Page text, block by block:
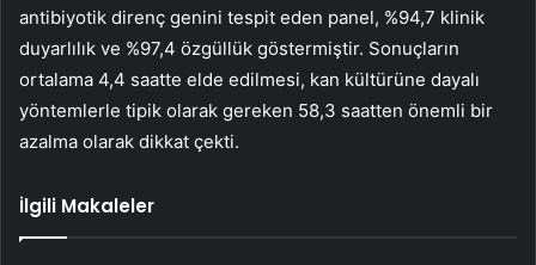
antibiyotik direnç genini tespit eden panel, %94,7 klinik
duyarlılık ve %97,4 özgüllük göstermiştir. Sonuçların
ortalama 4,4 saatte elde edilmesi, kan kültürüne dayalı
yöntemlerle tipik olarak gereken 58,3 saatten önemli bir
azalma olarak dikkat çekti.
İlgili Makaleler